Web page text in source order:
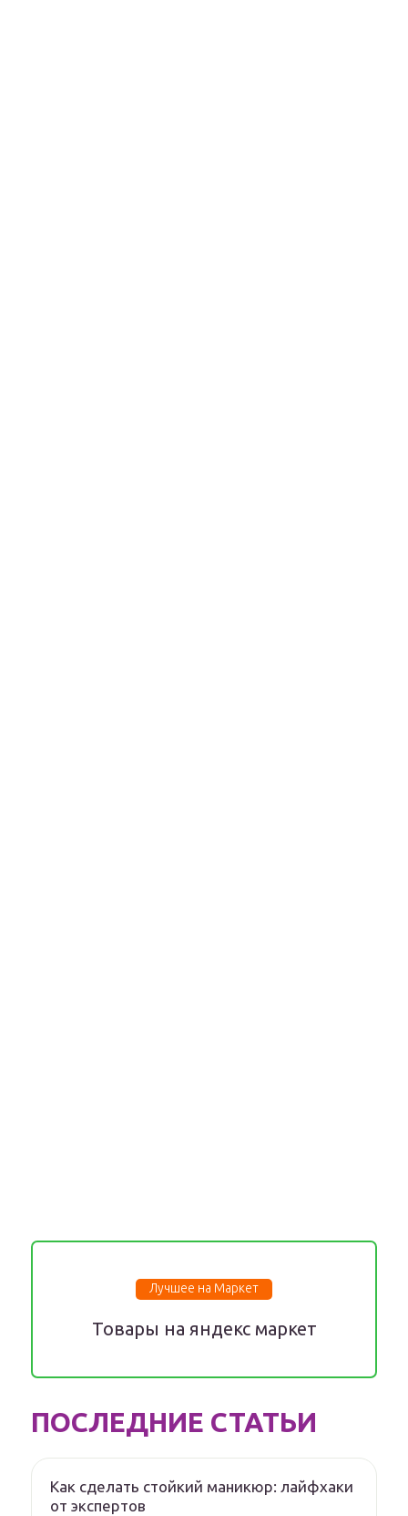
Лучшее на Маркет
Товары на яндекс маркет
ПОСЛЕДНИЕ СТАТЬИ
Как сделать стойкий маникюр: лайфхаки
от экспертов